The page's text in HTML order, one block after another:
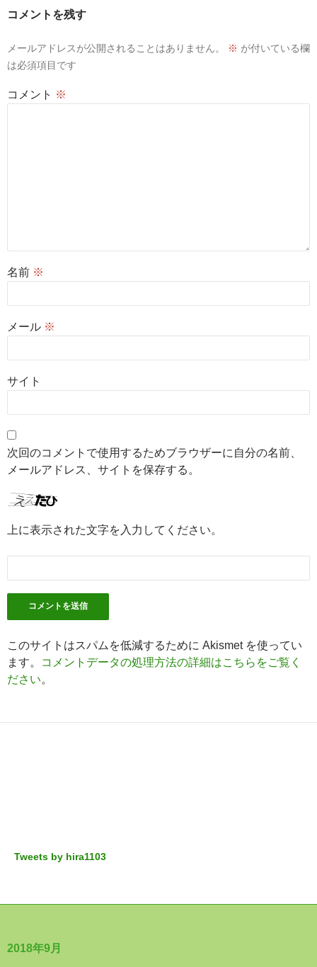
コメントを残す
メールアドレスが公開されることはありません。 ※ が付いている欄
は必須項目です
コメント ※
名前 ※
メール ※
サイト
次回のコメントで使用するためブラウザーに自分の名前、
メールアドレス、サイトを保存する。
上に表示された文字を入力してください。
このサイトはスパムを低減するために Akismet を使ってい
ます。
コメントデータの処理方法の詳細はこちらをご覧く
ださい。
Tweets by hira1103
2018年9月